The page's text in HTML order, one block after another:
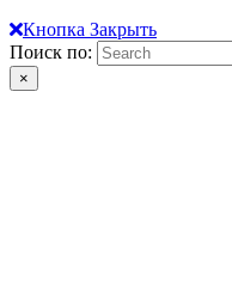
Кнопка Закрыть
Поиск по:
×